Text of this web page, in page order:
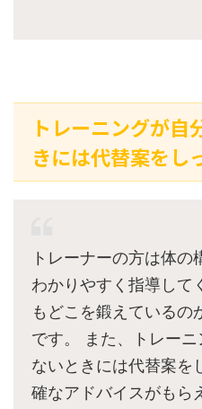
トレーニングが自
きには代替案をし
トレーナーの方は体の
わかりやすく指導して
もどこを鍛えているの
です。 また、トレー
ないときには代替案を
確なアドバイスがもら